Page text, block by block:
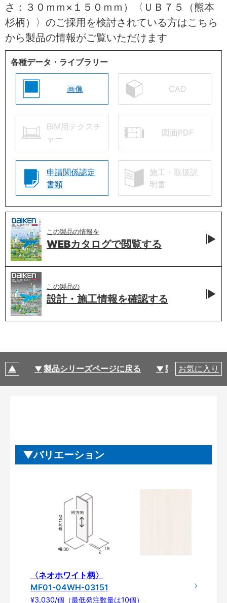
さ：３０ｍｍ×１５０ｍｍ）〈ＵＢ７５（熊本
杉柄）〉のご採用を検討されている方はこちら
から製品の情報がご覧いただけます
各種データ・ライブラリー
画像 CAD
BIM用テクスチ
ャー
図面PDF
申請関係認定
書類
施工・取扱説
明書
この製品の情報を
WEBカタログで閲覧する
この製品の
設計・施工情報を確認する
製品シリーズページに戻る 製品仕様
お気に入り
バリエーション
〈ネオホワイト柄〉
MF01-04WH-03151
¥3,030/個（最低発注数量は10個）